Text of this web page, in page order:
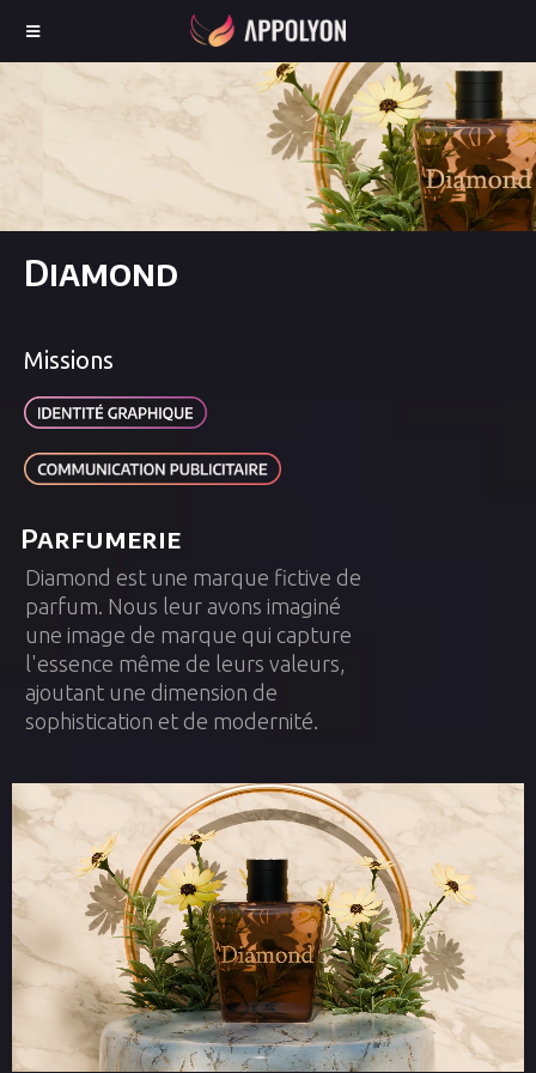
Diamond
Missions
Parfumerie
Diamond est une marque fictive de
parfum. Nous leur avons imaginé
une image de marque qui capture
l'essence même de leurs valeurs,
ajoutant une dimension de
sophistication et de modernité.